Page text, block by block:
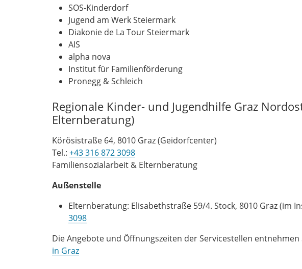
SOS-Kinderdorf
Jugend am Werk Steiermark
Diakonie de La Tour Steiermark
AIS
alpha nova
Institut für Familienförderung
Pronegg & Schleich
Regionale Kinder- und Jugendhilfe Graz
Elternberatung)
Körösistraße 64, 8010 Graz (Geidorfcenter)
Tel.: +43 316 872 3098
Familiensozialarbeit & Elternberatung
Außenstelle
Elternberatung: Elisabethstraße 59/4. Stock, 8010 Graz (im
3098
Die Angebote und Öffnungszeiten der Servicestellen
in Graz